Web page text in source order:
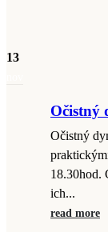
13
Očistný
Očistný
18.30hod.
ich...
read more